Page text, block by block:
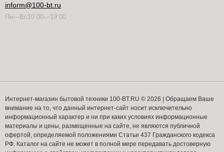
inform@100-bt.ru
Пн—Вс10:00—19:00
Интернет-магазин бытовой техники 100-BT.RU © 2026 | Обращаем Ваше
внимание на то, что данный интернет-сайт носит исключительно
информационный характер и ни при каких условиях информационные
материалы и цены, размещенные на сайте, не являются публичной
офертой, определяемой положениями Статьи 437 Гражданского кодекса
РФ. Каталог на сайте не может в полной мере передавать достоверную